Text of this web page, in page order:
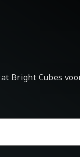
Bright Cubes